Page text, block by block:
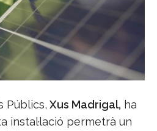
Públics, Xus Madrigal, ha
instal·lació permetrà un